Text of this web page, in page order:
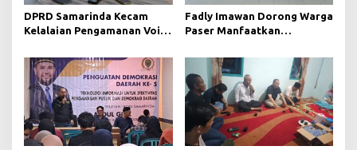
DPRD Samarinda Kecam
Kelalaian Pengamanan Void
Korban Jiwa
Fadly Imawan Dorong Warga
Paser Manfaatkan
Mengawasi Jalannya
Pemerintahan